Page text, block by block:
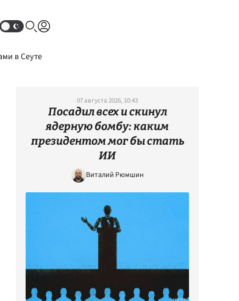
в Сеуте
07 августа 2026, 10:43
Посадил всех и скинул
ядерную бомбу: каким
президентом мог бы стать
ИИ
Виталий Рюмшин